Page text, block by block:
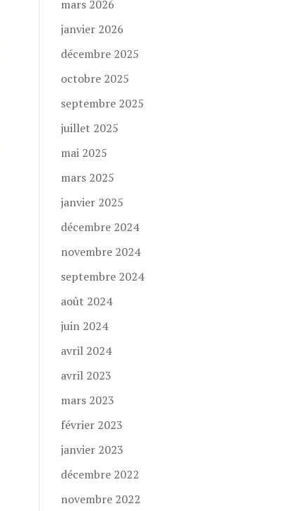
mars 2026
janvier 2026
décembre 2025
octobre 2025
septembre 2025
juillet 2025
mai 2025
mars 2025
janvier 2025
décembre 2024
novembre 2024
septembre 2024
août 2024
juin 2024
avril 2024
avril 2023
mars 2023
février 2023
janvier 2023
décembre 2022
novembre 2022